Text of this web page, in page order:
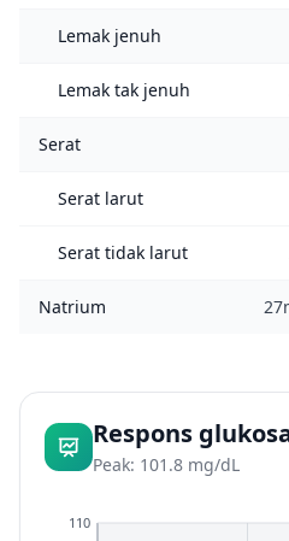
Lemak jenuh
Lemak tak jenuh
Serat
Serat larut
Serat tidak larut
Natrium
Respons
Peak: 101.8 mg/dL
110